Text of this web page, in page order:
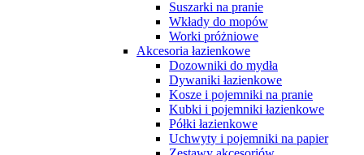
Suszarki na pranie
Wkłady do mopów
Worki próżniowe
Akcesoria łazienkowe
Dozowniki do mydła
Dywaniki łazienkowe
Kosze i pojemniki na pranie
Kubki i pojemniki łazienkowe
Półki łazienkowe
Uchwyty i pojemniki na papier